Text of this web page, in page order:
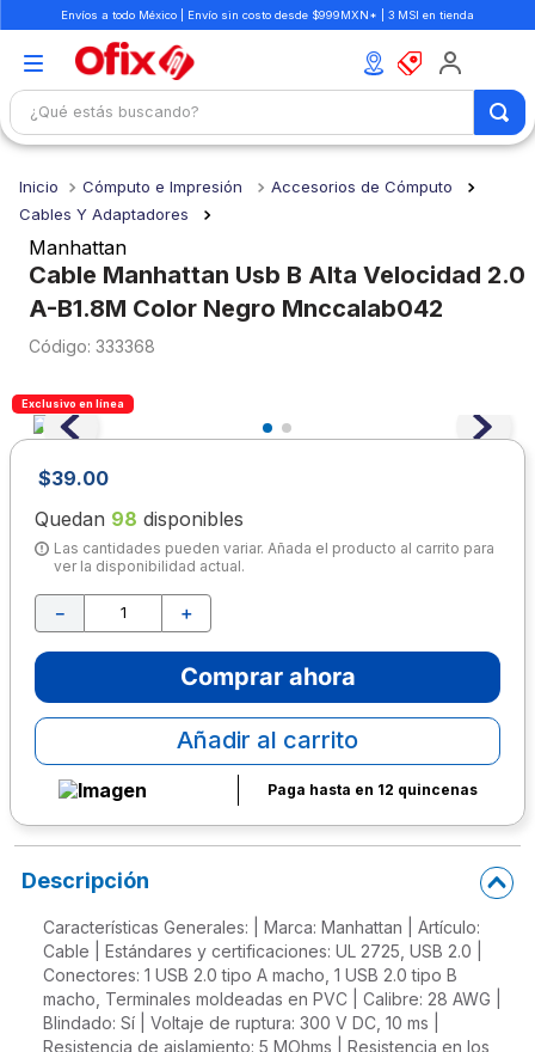
Envíos a todo México | Envío sin costo desde $999MXN* | 3 MSI en tienda
¿Qué estás buscando?
Cómputo e Impresión
Accesorios de Cómputo
Cables Y Adaptadores
Manhattan
Cable Manhattan Usb B Alta Velocidad 2.0
A-B1.8M Color Negro Mnccalab042
: 333368
Exclusivo en línea
$39.00
Quedan 98 disponibles
Las cantidades pueden variar. Añada el producto al carrito para
ver la disponibilidad actual.
＋
－
Comprar ahora
Añadir al carrito
Paga hasta en 12 quincenas
Descripción
Características Generales: | Marca: Manhattan | Artículo:
Cable | Estándares y certificaciones: UL 2725, USB 2.0 |
Conectores: 1 USB 2.0 tipo A macho, 1 USB 2.0 tipo B
macho, Terminales moldeadas en PVC | Calibre: 28 AWG |
Blindado: Sí | Voltaje de ruptura: 300 V DC, 10 ms |
Resistencia de aislamiento: 5 MOhms | Resistencia en los
1.
mochilas
2.
libretas
3.
cuaderno
4.
colores
cuadernos
6.
boligrafo
7.
escolar
8.
sacapuntas
9.
lapiz
escritorio